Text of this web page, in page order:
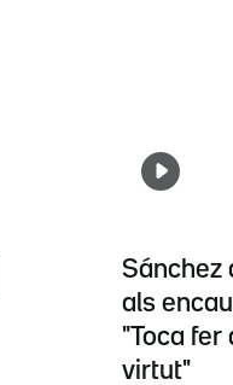
Sánchez
als
"Toca fer
virtut"